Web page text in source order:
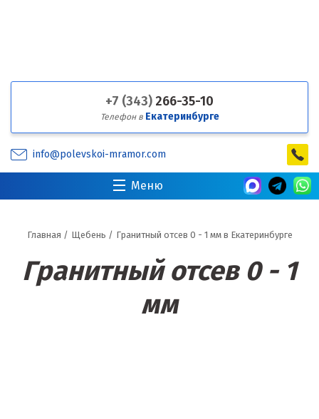
+7 (343) 266-35-10
Телефон в Екатеринбурге
info@polevskoi-mramor.com
Меню
Главная / Щебень / Гранитный отсев 0 - 1 мм в Екатеринбурге
Гранитный отсев 0 - 1
мм